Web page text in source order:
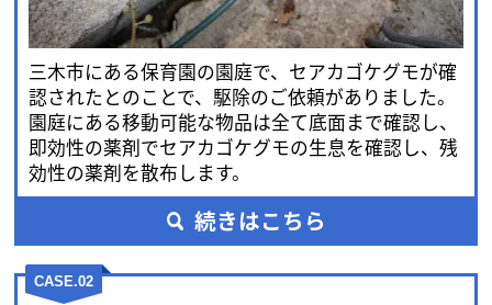
三木市にある保育園の園庭で、セアカゴケグモが確
認されたとのことで、駆除のご依頼がありました。
園庭にある移動可能な物品は全て底面まで確認し、
即効性の薬剤でセアカゴケグモの生息を確認し、残
効性の薬剤を散布します。
続きはこちら
CASE.02